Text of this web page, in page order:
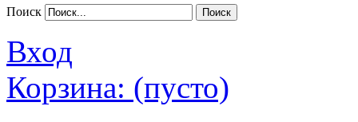
Поиск
Вход
Корзина: (пусто)